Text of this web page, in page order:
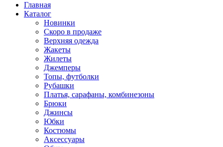
Главная
Каталог
Новинки
Скоро в продаже
Верхняя одежда
Жакеты
Жилеты
Джемперы
Топы, футболки
Рубашки
Платья, сарафаны, комбинезоны
Брюки
Джинсы
Юбки
Костюмы
Аксессуары